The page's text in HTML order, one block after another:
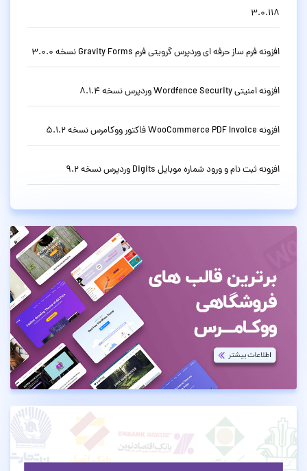
3.0.118
افزونه فرم ساز حرفه ای وردپرس گرویتی فرم Gravity Forms نسخه 3.0.0
افزونه امنیتی Wordfence Security وردپرس نسخه 8.1.4
افزونه WooCommerce PDF Invoice فاکتور ووکامرس نسخه 5.1.2
افزونه ثبت نام و ورود شماره موبایل Digits وردپرس نسخه 9.2